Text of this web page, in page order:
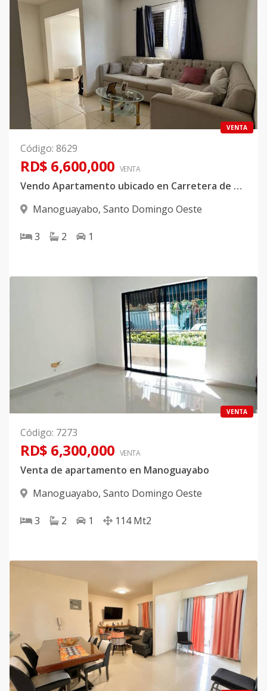
VENTA
Código: 8629
RD$ 6,600,000 VENTA
Vendo Apartamento ubicado en Carretera de Manoguayabo
Manoguayabo, Santo Domingo Oeste
3 2 1
VENTA
Código: 7273
RD$ 6,300,000 VENTA
Venta de apartamento en Manoguayabo
Manoguayabo, Santo Domingo Oeste
3 2 1 114 Mt2